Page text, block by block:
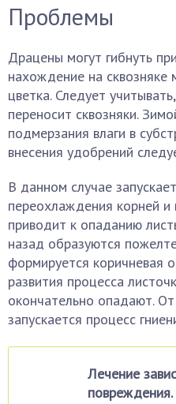
Проблемы
Драцены могут гибнуть
нахождение на сквозняке
цветка. Следует
переносит сквозняки.
подмерзания влаги в
внесения удобрений
В данном случае
переохлаждения корней и
приводит к опаданию
назад образуются
формируется коричневая
развития процесса
окончательно опадают.
запускается процесс
Лечение